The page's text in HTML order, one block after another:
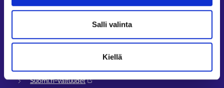
Salli valinta
Kiellä
Työ- ja elinkeinoministeriö⁠
Aluehallinnon asiointipalvelu⁠
Osaamispolku⁠
Suomi.fi-valtuudet⁠